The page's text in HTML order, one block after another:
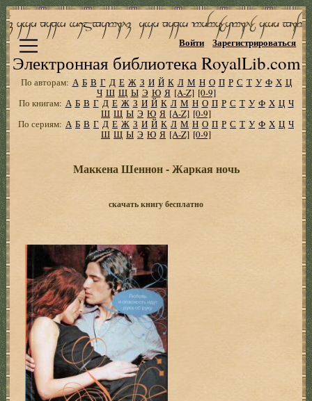
Электронная библиотека RoyalLib.com
Войти Зарегистрироваться
По авторам: А Б В Г Д Е Ж З И Й К Л М Н О П Р С Т У Ф Х Ц
Ч Ш Щ Ы Э Ю Я [A-Z] [0-9]
По книгам: А Б В Г Д Е Ж З И Й К Л М Н О П Р С Т У Ф Х Ц Ч
Ш Щ Ы Э Ю Я [A-Z] [0-9]
По сериям: А Б В Г Д Е Ж З И Й К Л М Н О П Р С Т У Ф Х Ц Ч
Ш Щ Ы Э Ю Я [A-Z] [0-9]
Маккена Шеннон - Жаркая ночь
скачать книгу бесплатно